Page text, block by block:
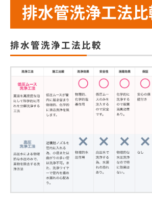
排水管洗浄工法
排水管洗浄工法比較